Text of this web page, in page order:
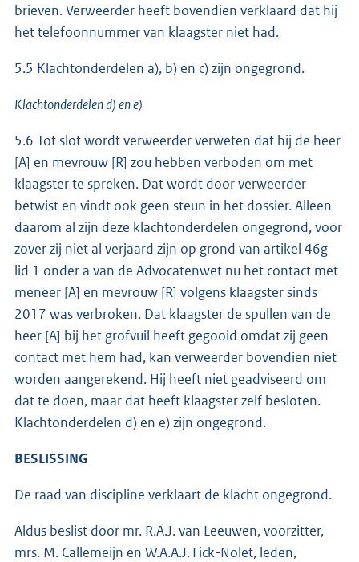
brieven. Verweerder heeft bovendien verklaard dat hij
het telefoonnummer van klaagster niet had.
5.5 Klachtonderdelen a), b) en c) zijn ongegrond.
Klachtonderdelen d) en e)
5.6 Tot slot wordt verweerder verweten dat hij de heer
[A] en mevrouw [R] zou hebben verboden om met
klaagster te spreken. Dat wordt door verweerder
betwist en vindt ook geen steun in het dossier. Alleen
daarom al zijn deze klachtonderdelen ongegrond, voor
zover zij niet al verjaard zijn op grond van artikel 46g
lid 1 onder a van de Advocatenwet nu het contact met
meneer [A] en mevrouw [R] volgens klaagster sinds
2017 was verbroken. Dat klaagster de spullen van de
heer [A] bij het grofvuil heeft gegooid omdat zij geen
contact met hem had, kan verweerder bovendien niet
worden aangerekend. Hij heeft niet geadviseerd om
dat te doen, maar dat heeft klaagster zelf besloten.
Klachtonderdelen d) en e) zijn ongegrond.
BESLISSING
De raad van discipline verklaart de klacht ongegrond.
Aldus beslist door mr. R.A.J. van Leeuwen, voorzitter,
mrs. M. Callemeijn en W.A.A.J. Fick-Nolet, leden,